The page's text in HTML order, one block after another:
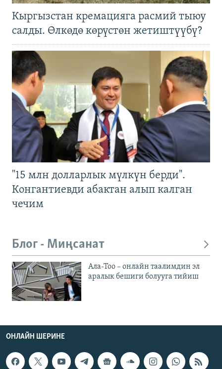
Кыргызстан кремацияга расмий тыюу
салды. Өлкөдө көрүстөн жетиштүүбү?
"15 млн долларлык мүлкүн берди".
Конгантиевди абактан алып калган
чечим
Блог - Миңсанат
Ала-Тоо – онлайн таалимдин эл
аралык бешиги болууга тийиш
ОНЛАЙН ШЕРИНЕ